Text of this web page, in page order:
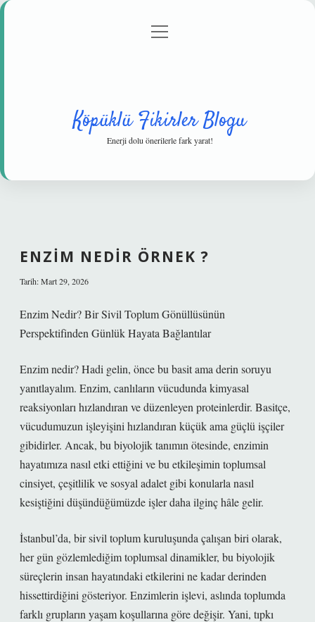
Gizlilik Politikası
menüyü
Köpüklü Fikirler Blogu
Enerji dolu önerilerle fark yarat!
ENZIM NEDIR ÖRNEK ?
Tarih: Mart 29, 2026
Enzim Nedir? Bir Sivil Toplum Gönüllüsünün
Perspektifinden Günlük Hayata Bağlantılar
Enzim nedir? Hadi gelin, önce bu basit ama derin soruyu
yanıtlayalım. Enzim, canlıların vücudunda kimyasal
reaksiyonları hızlandıran ve düzenleyen proteinlerdir. Basitçe,
vücudumuzun işleyişini hızlandıran küçük ama güçlü işçiler
gibidirler. Ancak, bu biyolojik tanımın ötesinde, enzimin
hayatımıza nasıl etki ettiğini ve bu etkileşimin toplumsal
cinsiyet, çeşitlilik ve sosyal adalet gibi konularla nasıl
kesiştiğini düşündüğümüzde işler daha ilginç hâle gelir.
İstanbul’da, bir sivil toplum kuruluşunda çalışan biri olarak,
her gün gözlemlediğim toplumsal dinamikler, bu biyolojik
süreçlerin insan hayatındaki etkilerini ne kadar derinden
hissettirdiğini gösteriyor. Enzimlerin işlevi, aslında toplumda
farklı grupların yaşam koşullarına göre değişir. Yani, tıpkı